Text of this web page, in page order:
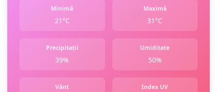
Minimă
21°C
Maximă
31°C
Precipitații
39%
Umiditate
50%
Vânt Index UV